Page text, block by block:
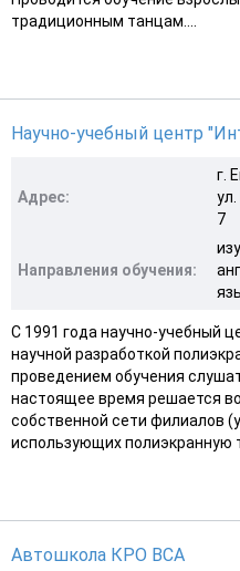
традиционным танцам....
Научно-учебный центр
Адрес:
г.
7
Направления обучения:
С 1991 года научно-учебный
научной разработкой
проведением обучения
настоящее время решается
собственной сети филиалов
использующих полиэкранную
Автошкола КРО ВСА